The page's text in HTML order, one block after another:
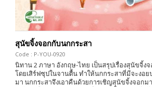
สุนัขจิ้งจอกกับนกกระสา
Code : P-YOU-0920
นิทาน 2 ภาษา อังกฤษ-ไทย เป็นสรุปเรื่องสุนัขจิ้ง
โดยเสิร์ฟซุปในจานตื้น ทำให้นกกระสาที่มีจะงอย
มา นกกระสาจึงเอาคืนด้วยการเชิญสุนัขจิ้งจอกม